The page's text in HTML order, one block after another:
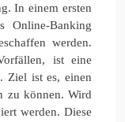
In einem ersten
Online-Banking
werden.
ist eine
Ziel ist es, einen
zu können. Wird
werden. Diese